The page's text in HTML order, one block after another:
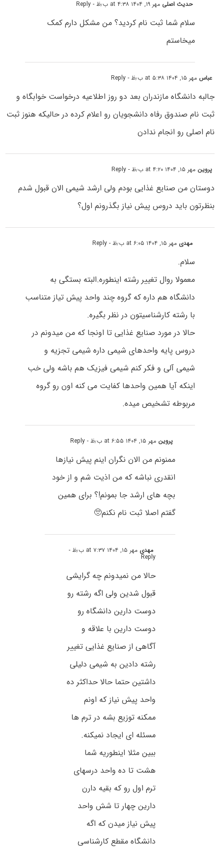
حدیث اصلی مهر ۱۹, ۱۴۰۴ at ۴:۳۸ ب٫ظ - Reply
سلام شما ثبت نام کردید؟ من مشکل دارم کمک
میخاستم
عباس مهر ۱۵, ۱۴۰۴ at ۵:۳۸ ب٫ظ - Reply
جالبه دانشگاه مازندران بعد دو روز اطلاعیه درخواست خوابگاه و
ثبت نام صندوق رفاه دانشجویان رو اعلام کرده در حالیکه هنوز ثبت
نام اصلی رو انجام ندادن
پروین مهر ۱۵, ۱۴۰۴ at ۴:۲۰ ب٫ظ - Reply
دوستان من صنایع غذایی بودم ولی ارشد شیمی الان قبول شدم
بنظرتون باید دروس پیش نیاز بگذرونم اول؟
مهدی مهر ۱۵, ۱۴۰۴ at ۶:۰۵ ب٫ظ - Reply
سلام.
معمولا روال تغییر رشته اینطوره.البته بستگی به
دانشگاه هم داره که گروه چند واحد پیش تیاز متناسب
با رشته کارشناسیتون در نظر بگیره.
حالا در مورد صنایع غذایی تا اونجا که من میدونم در
دروس پایه واحدهای شیمی داره شیمی تجزیه و
شیمی آلی و فکر کنم شیمی فیزیک هم باشه ولی خب
اینکه آیا همین واحدها کفایت می کنه اون رو گروه
مربوطه تشخیص میده.
پروین مهر ۱۵, ۱۴۰۴ at ۶:۵۵ ب٫ظ - Reply
ممنونم من الان نگران اینم پیش نیازها
انقدری نباشه که من اذیت شم و از خود
بچه های ارشد جا بمونم!؟ برای همین
گفتم اصلا ثبت نام نکنم🥺
مهدی مهر ۱۵, ۱۴۰۴ at ۷:۳۷ ب٫ظ -
Reply
حالا من نمیدونم چه گرایشی
قبول شدین ولی اگه رشته رو
دوست دارین دانشگاه رو
دوست دارین با علاقه و
آگاهی از صنایع غذایی تغییر
رشته دادین به شیمی دلیلی
داشتین حتما حالا حداکثر ده
واحد پیش نیاز که اونم
ممکنه توزیع بشه در ترم ها
مسئله ای ایجاد نمیکنه.
ببین مثلا اینطوریه شما
هشت تا ده واحد درسهای
ترم اول رو که بقیه دارن
دارین چهار تا شش واحد
پیش نیاز میدن که اگه
دانشگاه مقطع کارشناسی